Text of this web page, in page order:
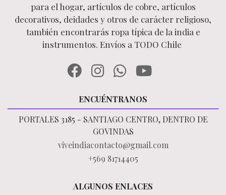
para el hogar, artículos de cobre, artículos
decorativos, deidades y otros de carácter religioso,
también encontrarás ropa típica de la india e
instrumentos. Envíos a TODO Chile
ENCUÉNTRANOS
PORTALES 3185 - SANTIAGO CENTRO, DENTRO DE
GOVINDAS
viveindiacontacto@gmail.com
+569 81714405
ALGUNOS ENLACES